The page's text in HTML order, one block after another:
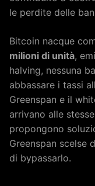
le perdite delle
Bitcoin nacque
milioni di unità,
halving, nessuna
abbassare i tassi
Greenspan e il
arrivano alle
propongono
Greenspan scelse
di bypassarlo.